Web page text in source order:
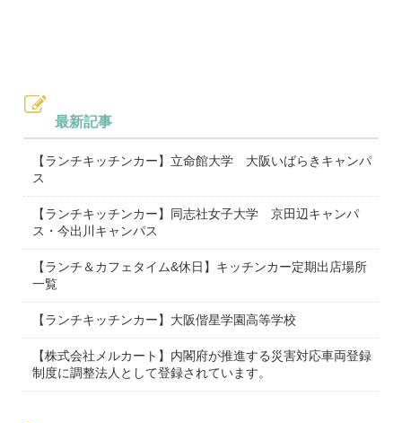
最新記事
【ランチキッチンカー】立命館大学 大阪いばらきキャンパ
ス
【ランチキッチンカー】同志社女子大学 京田辺キャンパ
ス・今出川キャンパス
【ランチ＆カフェタイム&休日】キッチンカー定期出店場所
一覧
【ランチキッチンカー】大阪偕星学園高等学校
【株式会社メルカート】内閣府が推進する災害対応車両登録
制度に調整法人として登録されています。